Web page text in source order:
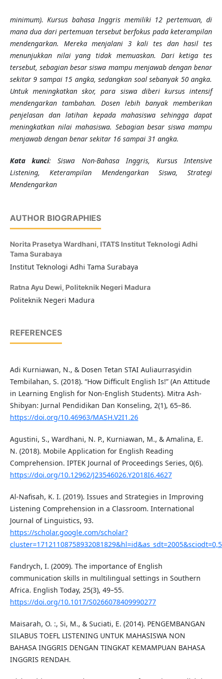
minimum). Kursus bahasa Inggris memiliki 12 pertemuan, di
mana dua dari pertemuan tersebut berfokus pada keterampilan
mendengarkan. Mereka menjalani 3 kali tes dan hasil tes
menunjukkan nilai yang tidak memuaskan. Dari ketiga tes
tersebut, sebagian besar siswa mampu menjawab dengan benar
sekitar 9 sampai 15 angka, sedangkan soal sebanyak 50 angka.
Untuk meningkatkan skor, para siswa diberi kursus intensif
mendengarkan tambahan. Dosen lebih banyak memberikan
penjelasan dan latihan kepada mahasiswa sehingga dapat
meningkatkan nilai mahasiswa. Sebagian besar siswa mampu
menjawab dengan benar sekitar 16 sampai 31 angka.
Kata kunci: Siswa Non-Bahasa Inggris, Kursus Intensive
Listening, Keterampilan Mendengarkan Siswa, Strategi
Mendengarkan
AUTHOR BIOGRAPHIES
Norita Prasetya Wardhani, ITATS Institut Teknologi Adhi
Tama Surabaya
Institut Teknologi Adhi Tama Surabaya
Ratna Ayu Dewi, Politeknik Negeri Madura
Politeknik Negeri Madura
REFERENCES
Adi Kurniawan, N., & Dosen Tetan STAI Auliaurrasyidin
Tembilahan, S. (2018). “How Difficult English Is!” (An Attitude
in Learning English for Non-English Students). Mitra Ash-
Shibyan: Jurnal Pendidikan Dan Konseling, 2(1), 65–86.
https://doi.org/10.46963/MASH.V2I1.26
Agustini, S., Wardhani, N. P., Kurniawan, M., & Amalina, E.
N. (2018). Mobile Application for English Reading
Comprehension. IPTEK Journal of Proceedings Series, 0(6).
https://doi.org/10.12962/J23546026.Y2018I6.4627
Al-Nafisah, K. I. (2019). Issues and Strategies in Improving
Listening Comprehension in a Classroom. International
Journal of Linguistics, 93.
https://scholar.google.com/scholar?
cluster=17121108758932081829&hl=id&as_sdt=2005&sciodt=0,5
Fandrych, I. (2009). The importance of English
communication skills in multilingual settings in Southern
Africa. English Today, 25(3), 49–55.
https://doi.org/10.1017/S0266078409990277
Maisarah, O. :, Si, M., & Suciati, E. (2014). PENGEMBANGAN
SILABUS TOEFL LISTENING UNTUK MAHASISWA NON
BAHASA INGGRIS DENGAN TINGKAT KEMAMPUAN BAHASA
INGGRIS RENDAH.